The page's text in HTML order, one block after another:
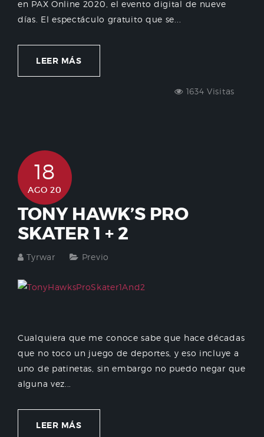
en PAX Online 2020, el evento digital de nueve
días. El espectáculo gratuito que se...
LEER MÁS
1634 Visitas
18
AGO 20
TONY HAWK’S PRO
SKATER 1 + 2
Tyrwar Previo
Cualquiera que me conoce sabe que hace décadas
que no toco un juego de deportes, y eso incluye a
uno de patinetas, sin embargo no puedo negar que
alguna vez...
LEER MÁS